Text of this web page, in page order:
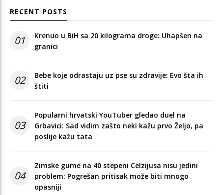
RECENT POSTS
01
Krenuo u BiH sa 20 kilograma droge: Uhapšen na
granici
02
Bebe koje odrastaju uz pse su zdravije: Evo šta ih
štiti
03
Popularni hrvatski YouTuber gledao duel na
Grbavici: Sad vidim zašto neki kažu prvo Željo, pa
poslije kažu tata
04
Zimske gume na 40 stepeni Celzijusa nisu jedini
problem: Pogrešan pritisak može biti mnogo
opasniji